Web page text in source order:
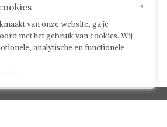
×
van onze website, ga je
met het gebruik van cookies. Wij
analytische en functionele